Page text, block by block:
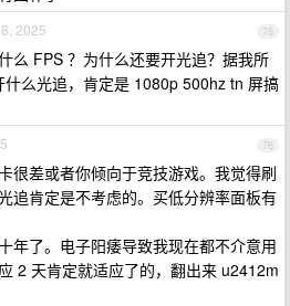
75
2025
么 FPS ？为什么还要开光追？据我所
么光追，肯定是 1080p 500hz tn 屏搞
76
很差或者你倾向于竞技游戏。我觉得刷
追肯定是不考虑的。买低分辨率面板有
年了。电子阳痿导致我现在都不介意用
2 天肯定就适应了的，翻出来 u2412m